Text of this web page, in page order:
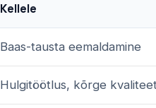
Kellele
Baas-tausta eemaldamine
Hulgitöötlus, kõrge